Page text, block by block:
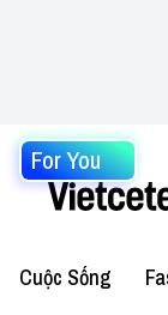
For You
Cuộc Sống